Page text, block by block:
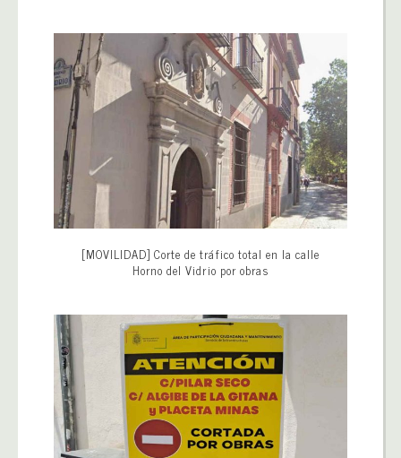
[MOVILIDAD] Corte de tráfico total en la calle
Horno del Vidrio por obras